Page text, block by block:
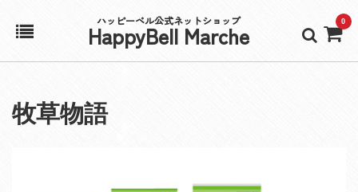
ハッピーベル公式ネットショップ
HappyBell Marche 0
アカウント
牧草物語